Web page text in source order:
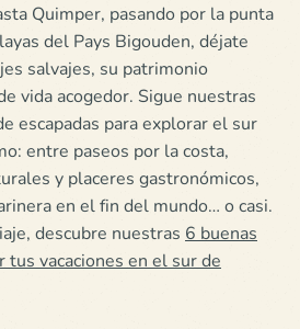
Quimper, pasando por la punta
del Pays Bigouden, déjate
salvajes, su patrimonio
vida acogedor. Sigue nuestras
escapadas para explorar el sur
entre paseos por la costa,
y placeres gastronómicos,
en el fin del mundo… o casi.
descubre nuestras 6 buenas
tus vacaciones en el sur de